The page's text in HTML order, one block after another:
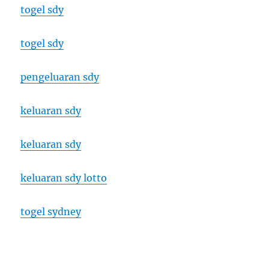
togel sdy
togel sdy
pengeluaran sdy
keluaran sdy
keluaran sdy
keluaran sdy lotto
togel sydney